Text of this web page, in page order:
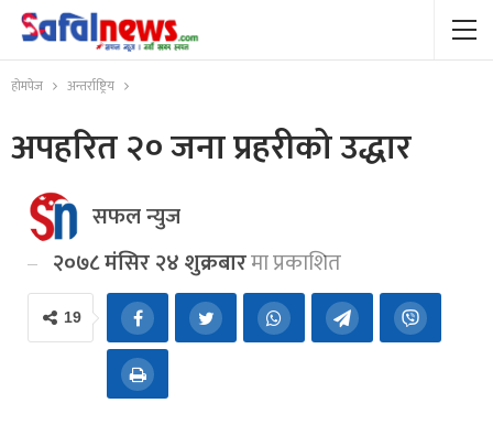
होमपेज अन्तर्राष्ट्रिय
अपहरित २० जना प्रहरीको उद्धार
सफल न्युज
२०७८ मंसिर २४ शुक्रबारमा प्रकाशित
19